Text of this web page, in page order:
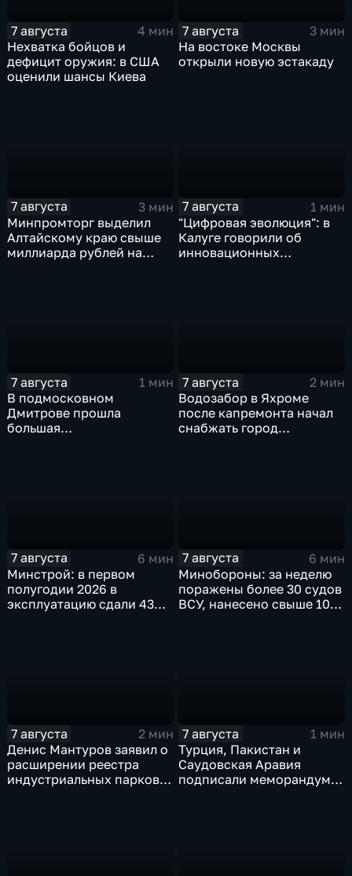
7 августа
4 мин
Нехватка бойцов и
дефицит оружия: в США
оценили шансы Киева
7 августа
3 мин
На востоке Москвы
открыли новую эстакаду
7 августа
3 мин
Минпромторг выделил
Алтайскому краю свыше
миллиарда рублей на
7 августа
1 мин
"Цифровая эволюция": в
Калуге говорили об
инновационных
7 августа
1 мин
В подмосковном
Дмитрове прошла
большая
7 августа
2 мин
Водозабор в Яхроме
после капремонта начал
снабжать город
7 августа
6 мин
Минстрой: в первом
полугодии 2026 в
эксплуатацию сдали 43
7 августа
6 мин
Минобороны: за неделю
поражены более 30 судов
ВСУ, нанесено свыше 10
7 августа
2 мин
Денис Мантуров заявил о
расширении реестра
индустриальных парков в
7 августа
1 мин
Турция, Пакистан и
Саудовская Аравия
подписали меморандум о